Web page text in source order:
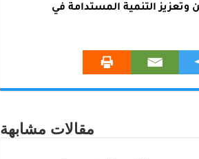
التنمية المستدامة في
مقالات مشابهة